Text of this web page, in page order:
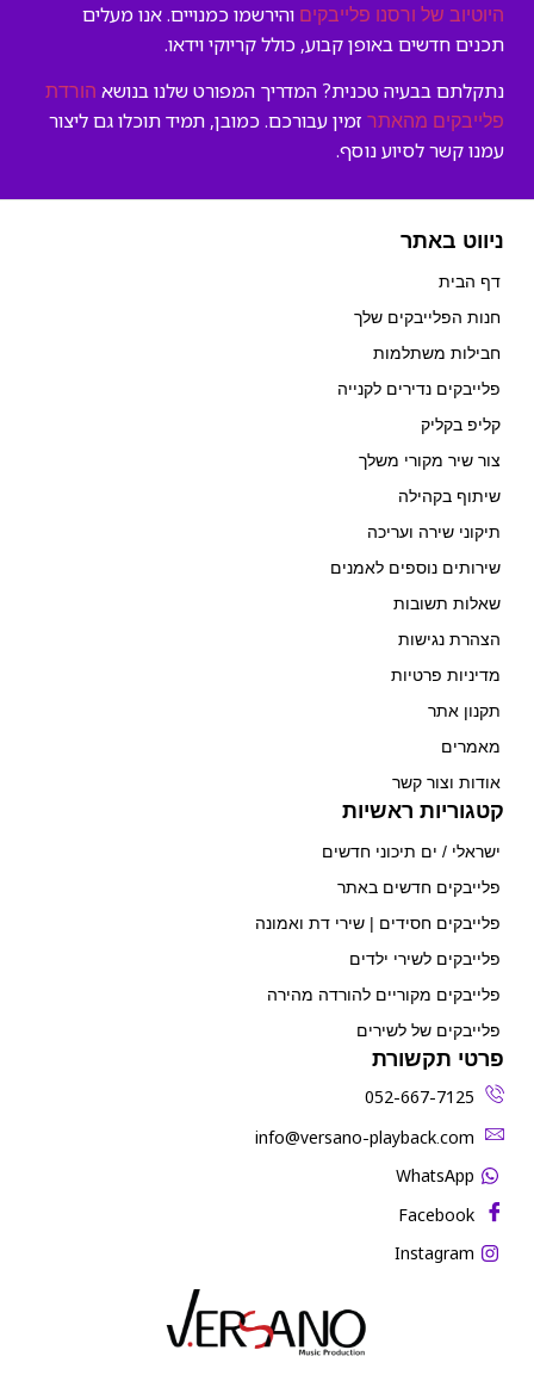
היוטיוב של ורסנו פלייבקים והירשמו כמנויים. אנו מעלים
תכנים חדשים באופן קבוע, כולל קריוקי וידאו.
נתקלתם בבעיה טכנית? המדריך המפורט שלנו בנושא הורדת
פלייבקים מהאתר זמין עבורכם. כמובן, תמיד תוכלו גם ליצור
עמנו קשר לסיוע נוסף.
ניווט באתר
דף הבית
חנות הפלייבקים שלך
חבילות משתלמות
פלייבקים נדירים לקנייה
קליפ בקליק
צור שיר מקורי משלך
שיתוף בקהילה
תיקוני שירה ועריכה
שירותים נוספים לאמנים
שאלות תשובות
הצהרת נגישות
מדיניות פרטיות
תקנון אתר
מאמרים
אודות וצור קשר
קטגוריות ראשיות
ישראלי / ים תיכוני חדשים
פלייבקים חדשים באתר
פלייבקים חסידים | שירי דת ואמונה
פלייבקים לשירי ילדים
פלייבקים מקוריים להורדה מהירה
פלייבקים של לשירים
פרטי תקשורת
052-667-7125
‫info@versano-playback.com‬
WhatsApp
Facebook
Instagram